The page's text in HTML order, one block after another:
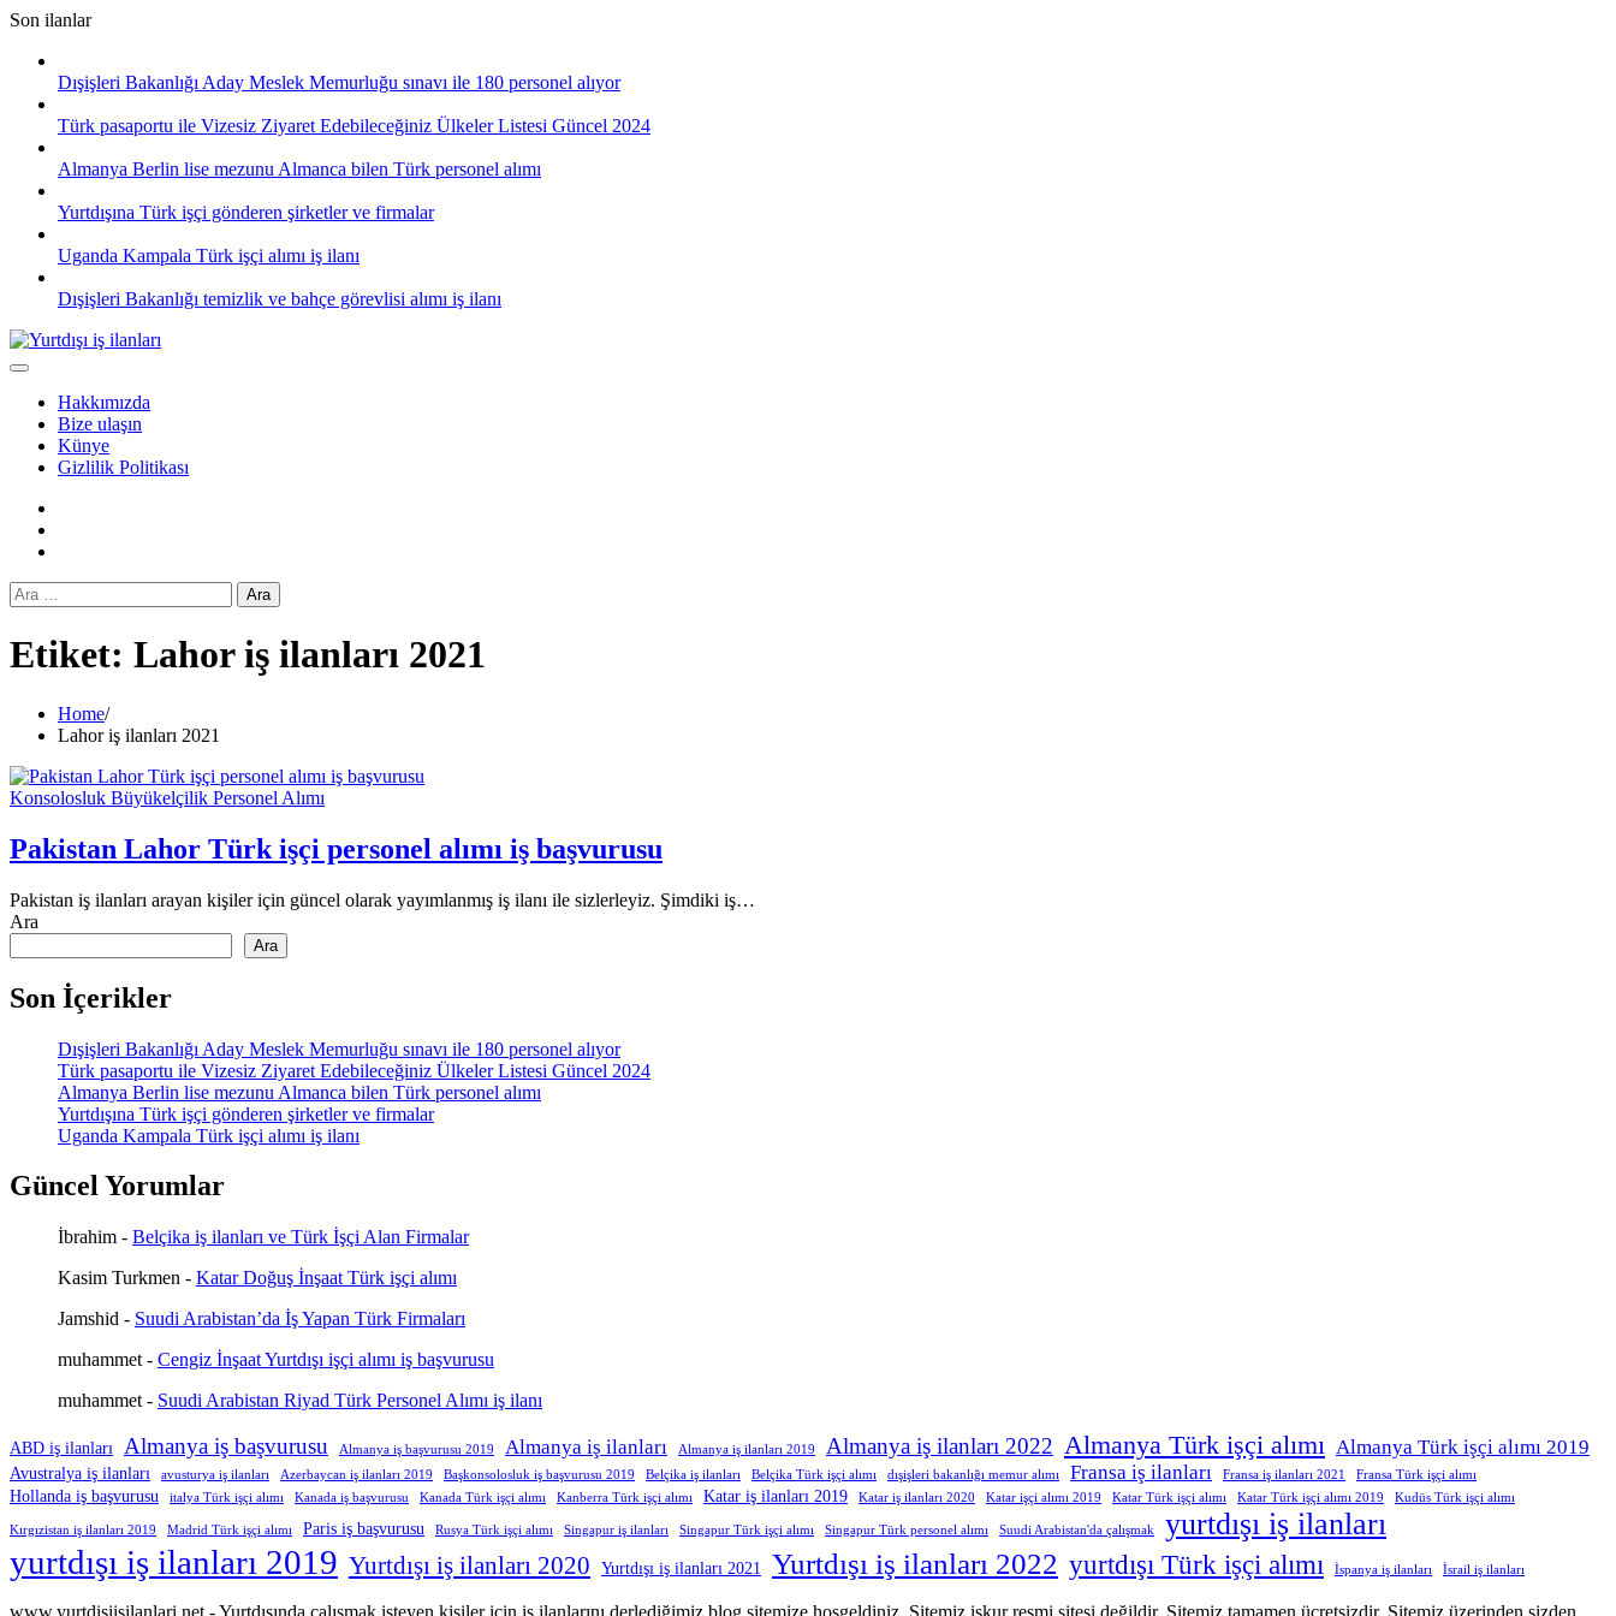
Skip
content
Son ilanlar
Dışişleri Bakanlığı Aday Meslek Memurluğu sınavı ile 180 personel alıyor
Türk pasaportu ile Vizesiz Ziyaret Edebileceğiniz Ülkeler Listesi Güncel 2024
Almanya Berlin lise mezunu Almanca bilen Türk personel alımı
Yurtdışına Türk işçi gönderen şirketler ve firmalar
Uganda Kampala Türk işçi alımı iş ilanı
Dışişleri Bakanlığı temizlik ve bahçe görevlisi alımı iş ilanı
Hakkımızda
Bize ulaşın
Künye
Gizlilik Politikası
Arama:
Etiket: Lahor iş ilanları 2021
Home
Lahor iş ilanları 2021
Konsolosluk Büyükelçilik Personel Alımı
Pakistan Lahor Türk işçi personel alımı iş başvurusu
Pakistan iş ilanları arayan kişiler için güncel olarak yayımlanmış iş ilanı ile sizlerleyiz. Şimdiki iş…
Ara
Ara
Son İçerikler
Dışişleri Bakanlığı Aday Meslek Memurluğu sınavı ile 180 personel alıyor
Türk pasaportu ile Vizesiz Ziyaret Edebileceğiniz Ülkeler Listesi Güncel 2024
Almanya Berlin lise mezunu Almanca bilen Türk personel alımı
Yurtdışına Türk işçi gönderen şirketler ve firmalar
Uganda Kampala Türk işçi alımı iş ilanı
Güncel Yorumlar
İbrahim - Belçika iş ilanları ve Türk İşçi Alan Firmalar
Kasim Turkmen - Katar Doğuş İnşaat Türk işçi alımı
Jamshid - Suudi Arabistan’da İş Yapan Türk Firmaları
muhammet - Cengiz İnşaat Yurtdışı işçi alımı iş başvurusu
muhammet - Suudi Arabistan Riyad Türk Personel Alımı iş ilanı
ABD iş ilanları Almanya iş başvurusu Almanya iş başvurusu 2019 Almanya iş ilanları Almanya iş ilanları 2019 Almanya iş ilanları 2022 Almanya Türk işçi alımı Almanya Türk işçi alımı 2019
Avustralya iş ilanları avusturya iş ilanları Azerbaycan iş ilanları 2019 Başkonsolosluk iş başvurusu 2019 Belçika iş ilanları Belçika Türk işçi alımı dışişleri bakanlığı memur alımı Fransa iş ilanları Fransa iş ilanları 2021 Fransa Türk işçi alımı
Hollanda iş başvurusu italya Türk işçi alımı Kanada iş başvurusu Kanada Türk işçi alımı Kanberra Türk işçi alımı Katar iş ilanları 2019 Katar iş ilanları 2020 Katar işçi alımı 2019 Katar Türk işçi alımı Katar Türk işçi alımı 2019 Kudüs Türk işçi alımı
Kırgızistan iş ilanları 2019 Madrid Türk işçi alımı Paris iş başvurusu Rusya Türk işçi alımı Singapur iş ilanları Singapur Türk işçi alımı Singapur Türk personel alımı Suudi Arabistan'da çalışmak yurtdışı iş ilanları
yurtdışı iş ilanları 2019 Yurtdışı iş ilanları 2020 Yurtdışı iş ilanları 2021 Yurtdışı iş ilanları 2022 yurtdışı Türk işçi alımı İspanya iş ilanları İsrail iş ilanları